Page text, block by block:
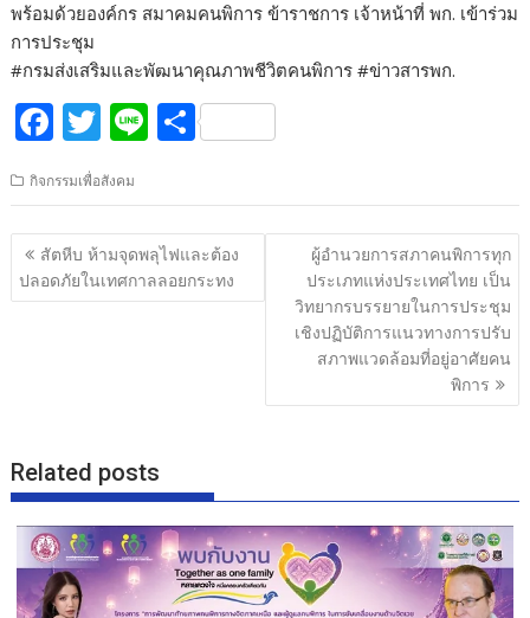
พร้อมด้วยองค์กร สมาคมคนพิการ ข้าราชการ เจ้าหน้าที่ พก. เข้าร่วม
การประชุม
#กรมส่งเสริมและพัฒนาคุณภาพชีวิตคนพิการ #ข่าวสารพก.
F
ac
e
b
o
o
T
itt
er
Li
e
S
ar
e
กิจกรรมเพื่อสังคม
แนะแนว
เรื่อง
สัตหีบ ห้ามจุดพลุไฟและต้อง
ปลอดภัยในเทศกาลลอยกระทง
ผู้อำนวยการสภาคนพิการทุก
ประเภทแห่งประเทศไทย เป็น
วิทยากรบรรยายในการประชุม
เชิงปฏิบัติการแนวทางการปรับ
สภาพแวดล้อมที่อยู่อาศัยคน
พิการ
Related posts